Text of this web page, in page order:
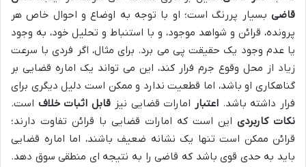
قاضی بسیار پررنگ است؛ او با توجه به اوضاع و احوال خاص هر
پرونده، قرائن و شواهد موجود، و با استنباط و تحلیل خود، به وجود
یا عدم وجود یک حقیقت پی می برد. برای مثال، اگر فردی با سرعت
زیاد از محل وقوع جرم فرار کند، این می تواند یک اماره قضایی بر
گناهکاری او باشد، اما قطعیت ندارد و ممکن است دلیل دیگری برای
فرار داشته باشد.اعتبار امارات قضایی نیز قابل اثبات خلاف است.
نکات کاربردی این است که امارات قضایی با قرائن تفاوت دارند؛
قرائن ممکن است تنها یک نشانه ضعیف باشند، اما اماره قضایی
باید به حدی قوی باشد که قاضی را به نتیجه ای منطقی سوق دهد.